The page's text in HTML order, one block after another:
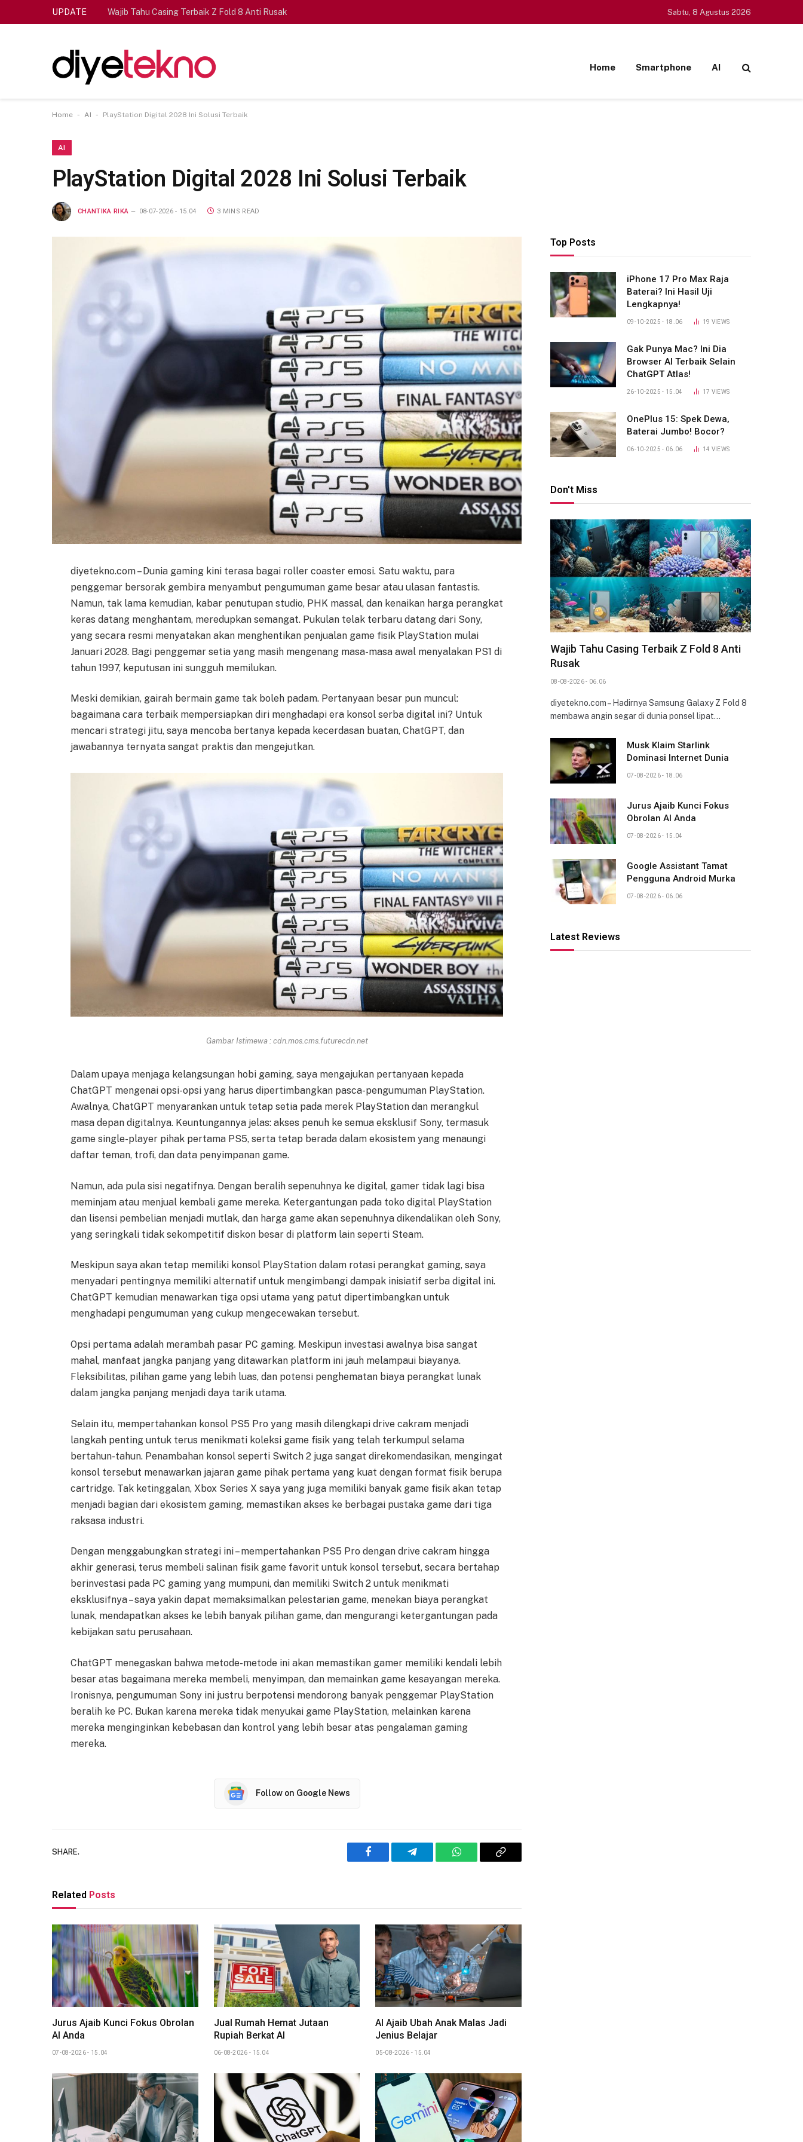
UPDATE Wajib Tahu Casing Terbaik Z Fold 8 Anti Rusak Sabtu, 8 Agustus 2026
Home Smartphone AI
Home - AI - PlayStation Digital 2028 Ini Solusi Terbaik
AI
PlayStation Digital 2028 Ini Solusi Terbaik
CHANTIKA RIKA 08-07-2026 - 15.04 3 MINS READ
diyetekno.com – Dunia gaming kini terasa bagai roller coaster emosi. Satu waktu, para
penggemar bersorak gembira menyambut pengumuman game besar atau ulasan fantastis.
Namun, tak lama kemudian, kabar penutupan studio, PHK massal, dan kenaikan harga perangkat
keras datang menghantam, meredupkan semangat. Pukulan telak terbaru datang dari Sony,
yang secara resmi menyatakan akan menghentikan penjualan game fisik PlayStation mulai
Januari 2028. Bagi penggemar setia yang masih mengenang masa-masa awal menyalakan PS1 di
tahun 1997, keputusan ini sungguh memilukan.
Meski demikian, gairah bermain game tak boleh padam. Pertanyaan besar pun muncul:
bagaimana cara terbaik mempersiapkan diri menghadapi era konsol serba digital ini? Untuk
mencari strategi jitu, saya mencoba bertanya kepada kecerdasan buatan, ChatGPT, dan
jawabannya ternyata sangat praktis dan mengejutkan.
Gambar Istimewa : cdn.mos.cms.futurecdn.net
Dalam upaya menjaga kelangsungan hobi gaming, saya mengajukan pertanyaan kepada
ChatGPT mengenai opsi-opsi yang harus dipertimbangkan pasca-pengumuman PlayStation.
Awalnya, ChatGPT menyarankan untuk tetap setia pada merek PlayStation dan merangkul
masa depan digitalnya. Keuntungannya jelas: akses penuh ke semua eksklusif Sony, termasuk
game single-player pihak pertama PS5, serta tetap berada dalam ekosistem yang menaungi
daftar teman, trofi, dan data penyimpanan game.
Namun, ada pula sisi negatifnya. Dengan beralih sepenuhnya ke digital, gamer tidak lagi bisa
meminjam atau menjual kembali game mereka. Ketergantungan pada toko digital PlayStation
dan lisensi pembelian menjadi mutlak, dan harga game akan sepenuhnya dikendalikan oleh Sony,
yang seringkali tidak sekompetitif diskon besar di platform lain seperti Steam.
Meskipun saya akan tetap memiliki konsol PlayStation dalam rotasi perangkat gaming, saya
menyadari pentingnya memiliki alternatif untuk mengimbangi dampak inisiatif serba digital ini.
ChatGPT kemudian menawarkan tiga opsi utama yang patut dipertimbangkan untuk
menghadapi pengumuman yang cukup mengecewakan tersebut.
Opsi pertama adalah merambah pasar PC gaming. Meskipun investasi awalnya bisa sangat
mahal, manfaat jangka panjang yang ditawarkan platform ini jauh melampaui biayanya.
Fleksibilitas, pilihan game yang lebih luas, dan potensi penghematan biaya perangkat lunak
dalam jangka panjang menjadi daya tarik utama.
Selain itu, mempertahankan konsol PS5 Pro yang masih dilengkapi drive cakram menjadi
langkah penting untuk terus menikmati koleksi game fisik yang telah terkumpul selama
bertahun-tahun. Penambahan konsol seperti Switch 2 juga sangat direkomendasikan, mengingat
konsol tersebut menawarkan jajaran game pihak pertama yang kuat dengan format fisik berupa
cartridge. Tak ketinggalan, Xbox Series X saya yang juga memiliki banyak game fisik akan tetap
menjadi bagian dari ekosistem gaming, memastikan akses ke berbagai pustaka game dari tiga
raksasa industri.
Dengan menggabungkan strategi ini – mempertahankan PS5 Pro dengan drive cakram hingga
akhir generasi, terus membeli salinan fisik game favorit untuk konsol tersebut, secara bertahap
berinvestasi pada PC gaming yang mumpuni, dan memiliki Switch 2 untuk menikmati
eksklusifnya – saya yakin dapat memaksimalkan pelestarian game, menekan biaya perangkat
lunak, mendapatkan akses ke lebih banyak pilihan game, dan mengurangi ketergantungan pada
kebijakan satu perusahaan.
ChatGPT menegaskan bahwa metode-metode ini akan memastikan gamer memiliki kendali lebih
besar atas bagaimana mereka membeli, menyimpan, dan memainkan game kesayangan mereka.
Ironisnya, pengumuman Sony ini justru berpotensi mendorong banyak penggemar PlayStation
beralih ke PC. Bukan karena mereka tidak menyukai game PlayStation, melainkan karena
mereka menginginkan kebebasan dan kontrol yang lebih besar atas pengalaman gaming
mereka.
Follow on Google News
SHARE.
Facebook Telegram WhatsAppCopy
Related Posts
Jurus Ajaib Kunci Fokus Obrolan
AI Anda
07-08-2026 - 15.04
Jual Rumah Hemat Jutaan
Rupiah Berkat AI
06-08-2026 - 15.04
AI Ajaib Ubah Anak Malas Jadi
Jenius Belajar
05-08-2026 - 15.04
Top Posts
iPhone 17 Pro Max Raja
Baterai? Ini Hasil Uji
Lengkapnya!
09-10-2025 - 18.06 19 VIEWS
Gak Punya Mac? Ini Dia
Browser AI Terbaik Selain
ChatGPT Atlas!
26-10-2025 - 15.04 17 VIEWS
OnePlus 15: Spek Dewa,
Baterai Jumbo! Bocor?
06-10-2025 - 06.06 14 VIEWS
Don't Miss
Wajib Tahu Casing Terbaik Z Fold 8 Anti
Rusak
08-08-2026 - 06.06
diyetekno.com – Hadirnya Samsung Galaxy Z Fold 8
membawa angin segar di dunia ponsel lipat…
Musk Klaim Starlink
Dominasi Internet Dunia
07-08-2026 - 18.06
Jurus Ajaib Kunci Fokus
Obrolan AI Anda
07-08-2026 - 15.04
Google Assistant Tamat
Pengguna Android Murka
07-08-2026 - 06.06
Latest Reviews